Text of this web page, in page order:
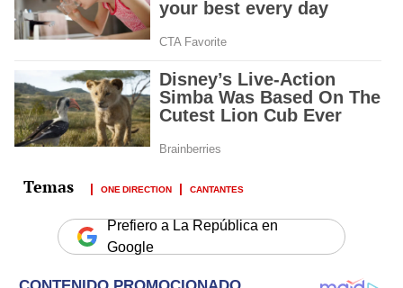
ONE DIRECTION CANTANTES
Prefiero a La República en
Google